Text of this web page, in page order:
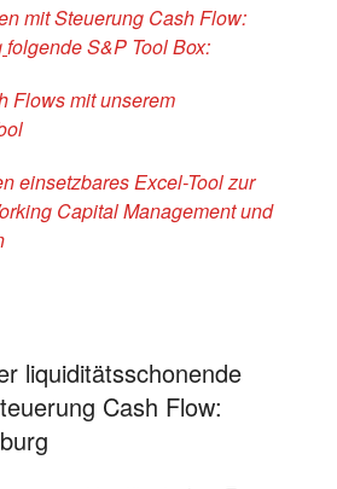
mit Steuerung Cash Flow:
folgende S&P Tool Box:
Flows mit unserem
einsetzbares Excel-Tool zur
Capital Management und
liquiditätsschonende
Cash Flow: